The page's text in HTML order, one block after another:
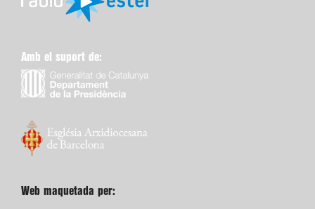
Amb el suport de:
Web maquetada per: